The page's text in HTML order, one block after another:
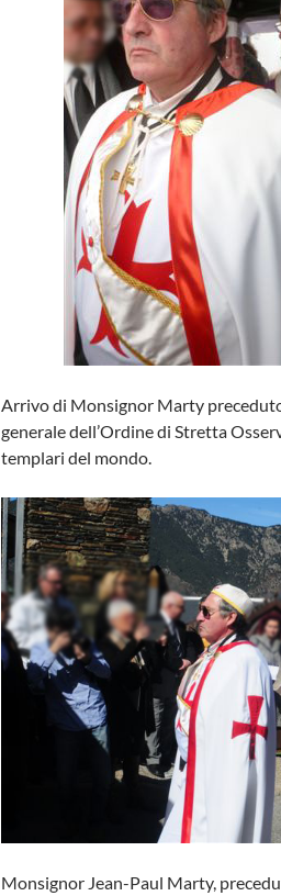
Arrivo di Monsignor Marty
generale dell’Ordine di Stretta
templari del mondo.
Monsignor Jean-Paul Marty,